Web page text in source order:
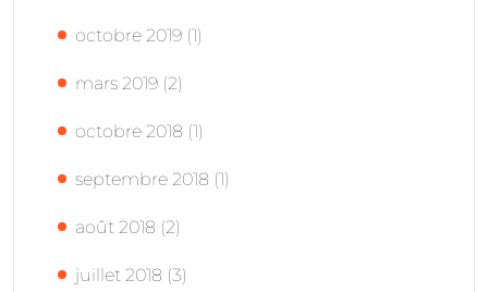
octobre 2019 (1)
mars 2019 (2)
octobre 2018 (1)
septembre 2018 (1)
août 2018 (2)
juillet 2018 (3)